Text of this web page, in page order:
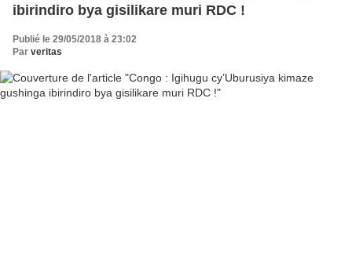
ibirindiro bya gisilikare muri RDC !
Publié le 29/05/2018 à 23:02
Par veritas